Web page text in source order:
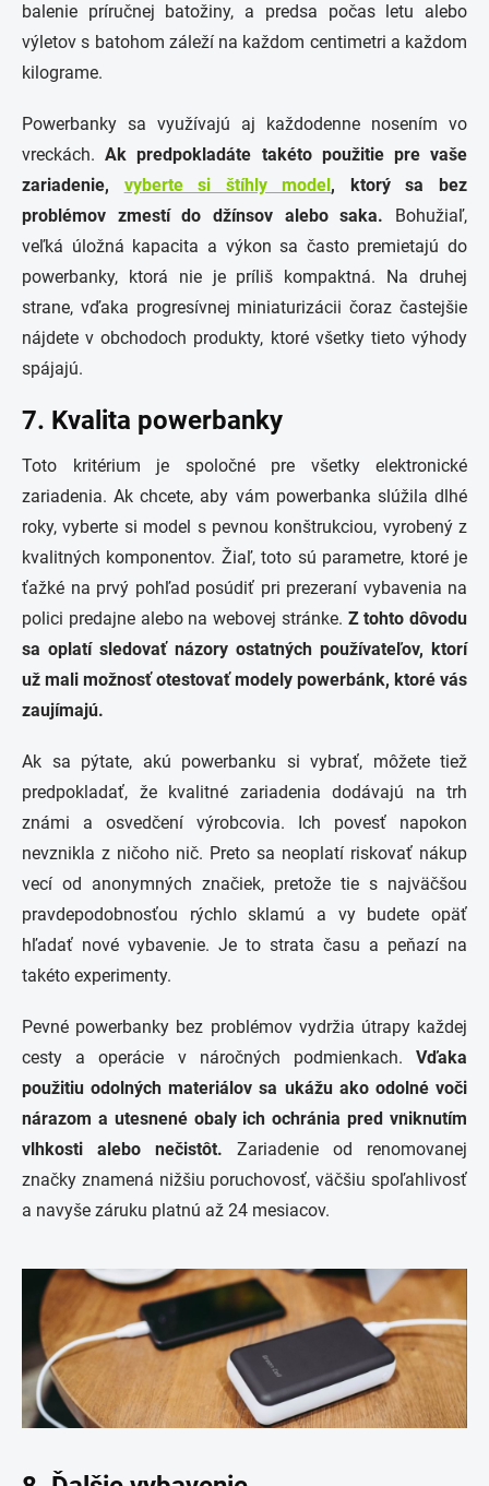
balenie príručnej batožiny, a predsa počas letu alebo
výletov s batohom záleží na každom centimetri a každom
kilograme.
Powerbanky sa využívajú aj každodenne nosením vo
vreckách.Ak predpokladáte takéto použitie pre vaše
zariadenie,
vyberte si štíhly model , ktorý sa bez
problémov zmestí do džínsov alebo saka.
Bohužiaľ,
veľká úložná kapacita a výkon sa často premietajú do
powerbanky, ktorá nie je príliš kompaktná. Na druhej
strane, vďaka progresívnej miniaturizácii čoraz častejšie
nájdete v obchodoch produkty, ktoré všetky tieto výhody
spájajú.
7. Kvalita powerbanky
Toto kritérium je spoločné pre všetky elektronické
zariadenia. Ak chcete, aby vám powerbanka slúžila dlhé
roky, vyberte si model s pevnou konštrukciou, vyrobený z
kvalitných komponentov. Žiaľ, toto sú parametre, ktoré je
ťažké na prvý pohľad posúdiť pri prezeraní vybavenia na
polici predajne alebo na webovej stránke. Z tohto dôvodu
sa oplatí sledovať názory ostatných používateľov, ktorí
už mali možnosť otestovať modely powerbánk, ktoré vás
zaujímajú.
Ak sa pýtate, akú powerbanku si vybrať, môžete tiež
predpokladať, že kvalitné zariadenia dodávajú na trh
známi a osvedčení výrobcovia. Ich povesť napokon
nevznikla z ničoho nič. Preto sa neoplatí riskovať nákup
vecí od anonymných značiek, pretože tie s najväčšou
pravdepodobnosťou rýchlo sklamú a vy budete opäť
hľadať nové vybavenie. Je to strata času a peňazí na
takéto experimenty.
Pevné powerbanky bez problémov vydržia útrapy každej
cesty a operácie v náročných podmienkach. Vďaka
použitiu odolných materiálov sa ukážu ako odolné voči
nárazom a utesnené obaly ich ochránia pred vniknutím
vlhkosti alebo nečistôt.
Zariadenie od renomovanej
značky znamená nižšiu poruchovosť, väčšiu spoľahlivosť
a navyše záruku platnú až 24 mesiacov.